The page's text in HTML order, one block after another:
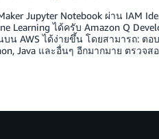
Jupyter Notebook ผ่าน IAM
Learning ได้ครับ Amazon Q
น AWS ได้ง่ายขึ้น โดยสามารถ: ตอ
Java และอื่นๆ อีกมากมาย ตรวจส